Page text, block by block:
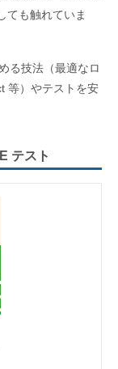
ても触れていま
る技法（最適なロ
等）やテストを安
テスト